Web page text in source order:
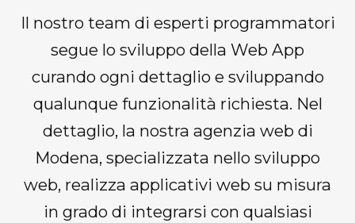
Il nostro team di esperti programmatori
segue lo sviluppo della Web App
curando ogni dettaglio e sviluppando
qualunque funzionalità richiesta. Nel
dettaglio, la nostra agenzia web di
Modena, specializzata nello sviluppo
web, realizza applicativi web su misura
in grado di integrarsi con qualsiasi